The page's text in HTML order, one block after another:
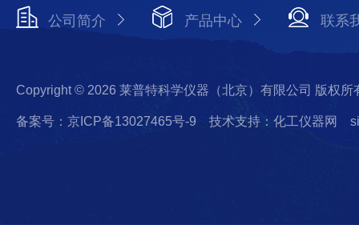
公司简介 产品中心 联系
Copyright © 2026 莱普特科学仪器（北京）有限公司 版权所
备案号：京ICP备13027465号-9 技术支持：化工仪器网